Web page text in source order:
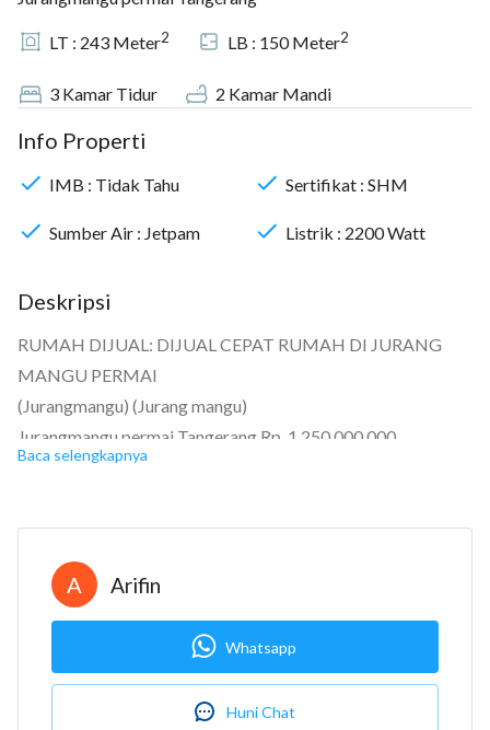
LT : 243 Meter2 LB : 150Meter2
3 Kamar Tidur 2 Kamar Mandi
Info Properti
IMB : Tidak Tahu Sertifikat : SHM
Sumber Air : Jetpam Listrik : 2200Watt
Deskripsi
RUMAH DIJUAL: DIJUAL CEPAT RUMAH DI JURANG
MANGU PERMAI
(Jurangmangu) (Jurang mangu)
Jurangmangu permai Tangerang Rp. 1.250.000.000
Sertifikat Hak Milik
Kamar mandi: 2
Garasi: Garasi 1 mobil + carpot 1 mobil
Luas tanah: 243m2
Luas bangunan: 150m2
LT / LB : 243m2 / 150m2
Baca selengkapnya
A Arifin
Whatsapp
Huni Chat